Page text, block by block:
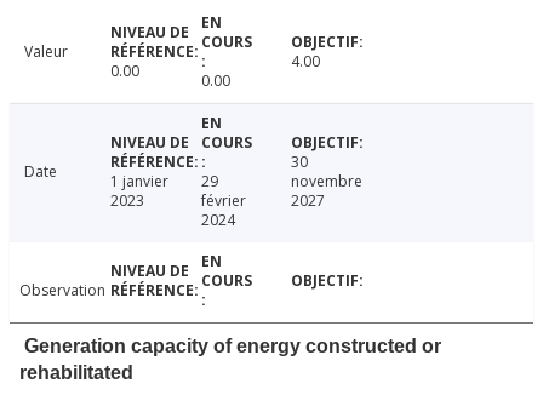
Valeur
0.00
0.00
4.00
Date
1 janvier
2023
29
février
2024
30
novembre
2027
Observation
Generation capacity of energy constructed or
rehabilitated